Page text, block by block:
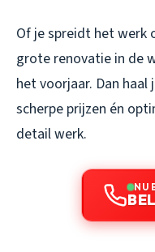
Of je spreidt het werk
grote renovatie in de
het voorjaar. Dan
scherpe prijzen én
detail werk.
NU